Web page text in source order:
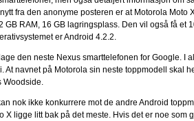
fra den anonyme posteren er at Motorola Moto
GB RAM, 16 GB lagringsplass. Den vil også få et
er Android 4.2.2.
den neste Nexus smarttelefonen for Google. I
At navnet på Motorola sin neste toppmodell skal
Woodside.
nok ikke konkurrere mot de andre Android
X ligge litt bak på det meste. Hvis det er noe som